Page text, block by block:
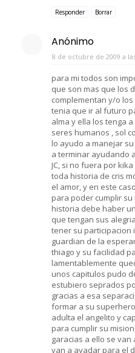
Responder Borrar
Anónimo
8 de octubre de 2009 a
para mi todos son
que son mas que los
complementan y/o
tenia que ir al futuro
alma y ella los tenga
seres humanos , sol
lo ayudo a manejar
a terminar ayudando
JC, si no fuera por
toda historia de cris
el amor, y en este
para poder cumplir
historia debe haber
que tengan sus
tener su participacion
guardian de la
thiago y su facilidad
lamentablemente
unos capitulos pudo
estubiero seprados
gracias a esa
formar a su
adulta el angelito y
para cumplir su
garacias a ello se
van a ayadar para el